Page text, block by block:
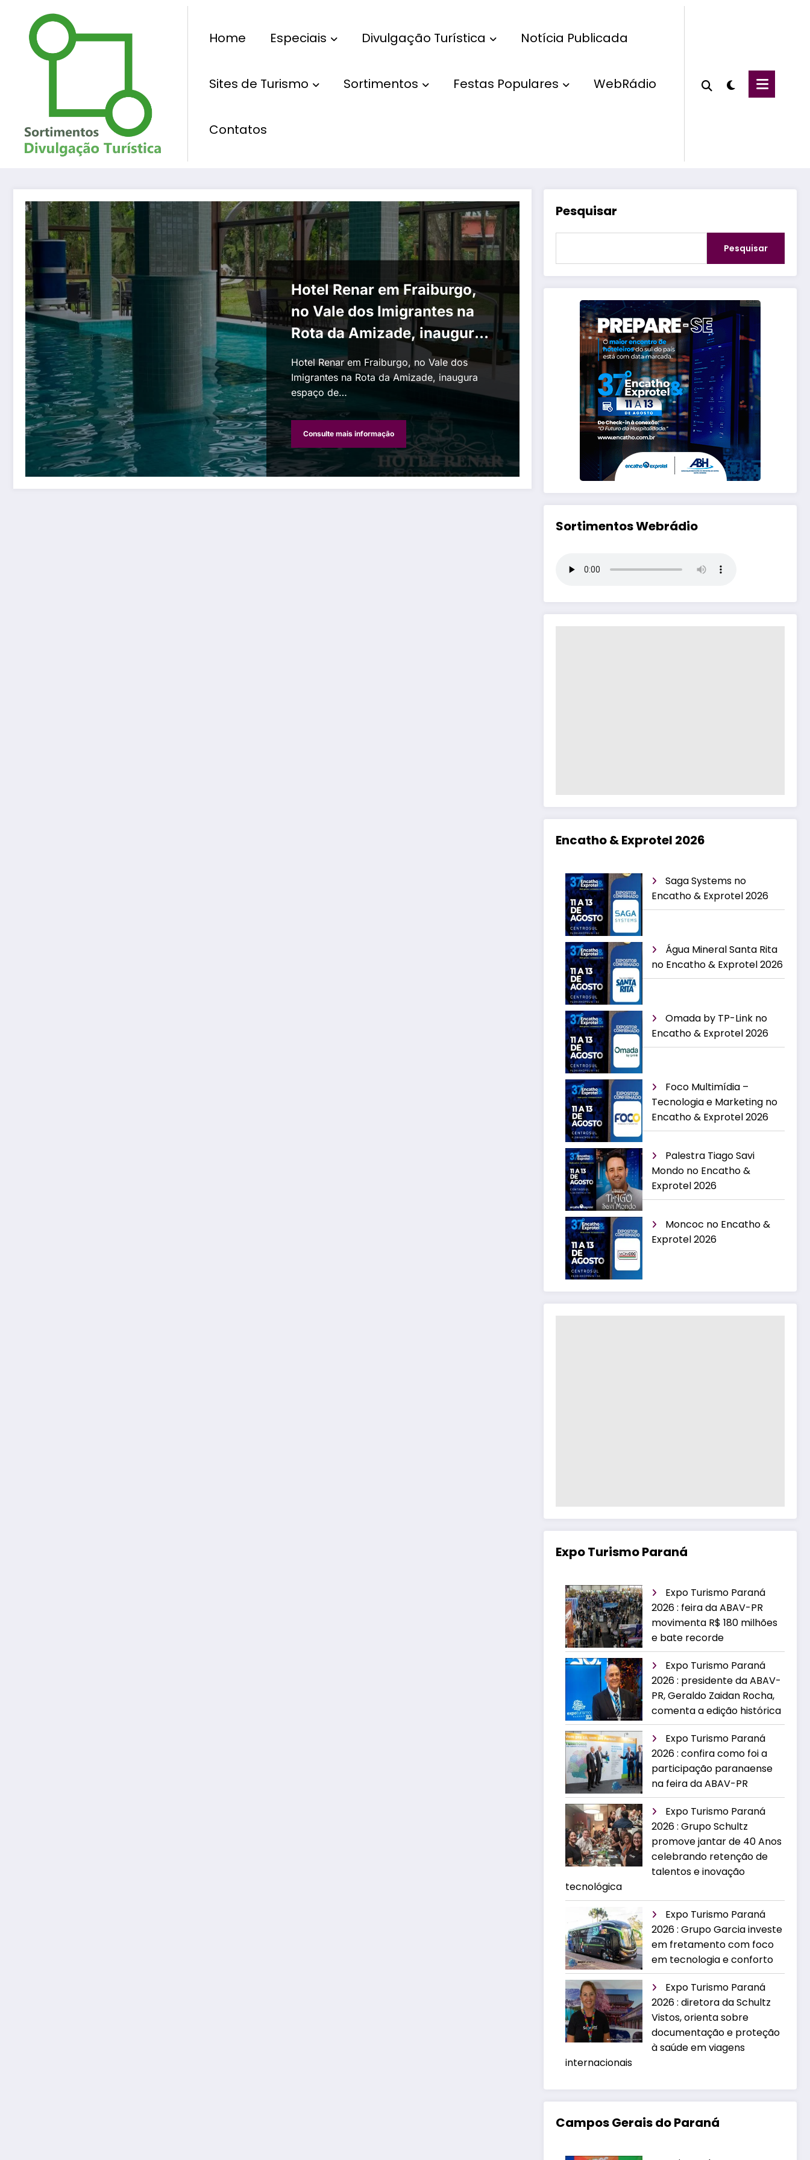
conteúdo
Home Especiais Divulgação Turística Notícia Publicada
Sites de Turismo Sortimentos Festas Populares WebRádio
Contatos
Hotel Renar em Fraiburgo,
no Vale dos Imigrantes na
Rota da Amizade, inaugura
espaço de piscinas
Hotel Renar em Fraiburgo, no Vale dos
Imigrantes na Rota da Amizade, inaugura
espaço de…
Consulte mais informação
Pesquisar
Pesquisar
Sortimentos Webrádio
Encatho & Exprotel 2026
Saga Systems no
Encatho & Exprotel 2026
Água Mineral Santa Rita
no Encatho & Exprotel 2026
Omada by TP-Link no
Encatho & Exprotel 2026
Foco Multimídia –
Tecnologia e Marketing no
Encatho & Exprotel 2026
Palestra Tiago Savi
Mondo no Encatho &
Exprotel 2026
Moncoc no Encatho &
Exprotel 2026
Expo Turismo Paraná
Expo Turismo Paraná
2026 : feira da ABAV-PR
movimenta R$ 180 milhões
e bate recorde
Expo Turismo Paraná
2026 : presidente da ABAV-
PR, Geraldo Zaidan Rocha,
comenta a edição histórica
Expo Turismo Paraná
2026 : confira como foi a
participação paranaense
na feira da ABAV-PR
Expo Turismo Paraná
2026 : Grupo Schultz
promove jantar de 40 Anos
celebrando retenção de
talentos e inovação
tecnológica
Expo Turismo Paraná
2026 : Grupo Garcia investe
em fretamento com foco
em tecnologia e conforto
Expo Turismo Paraná
2026 : diretora da Schultz
Vistos, orienta sobre
documentação e proteção
à saúde em viagens
internacionais
Campos Gerais do Paraná